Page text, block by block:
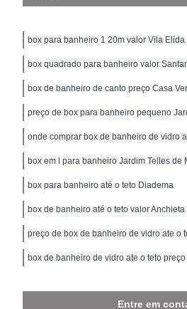
box para banheiro 1 20m valor Vila Elida
box quadrado para banheiro valor
box de banheiro de canto preço Casa
preço de box para banheiro pequeno
onde comprar box de banheiro de vidro
box em l para banheiro Jardim Telles de
box para banheiro até o teto Diadema
box de banheiro até o teto valor Anchieta
preço de box de banheiro de vidro ate o
box de banheiro de vidro ate o teto
Entre em